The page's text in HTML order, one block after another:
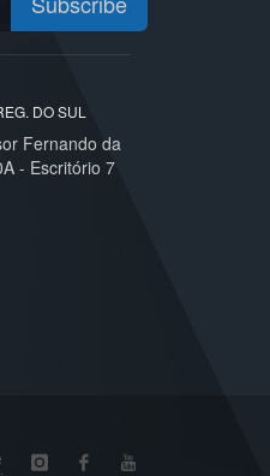
DO SUL
Fernando da
- Escritório 7